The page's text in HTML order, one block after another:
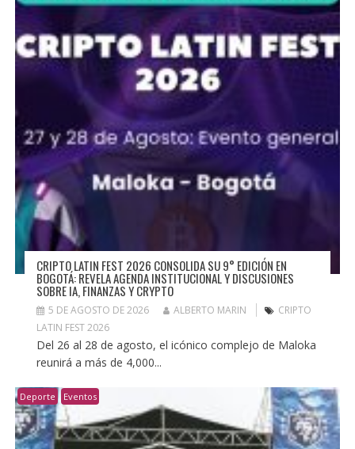
CRIPTO LATIN FEST 2026 CONSOLIDA SU 9° EDICIÓN EN
BOGOTÁ: REVELA AGENDA INSTITUCIONAL Y DISCUSIONES
SOBRE IA, FINANZAS Y CRYPTO
5 DE AGOSTO DE 2026 ALBERTO MARIN
CRIPTO
LATIN FEST 2026
Del 26 al 28 de agosto, el icónico complejo de Maloka
reunirá a más de 4,000...
Deporte Eventos